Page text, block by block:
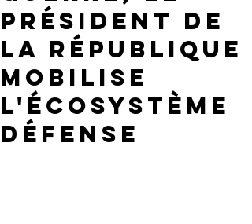
PRÉSIDENT DE
LA RÉPUBLIQUE
MOBILISE
L'ÉCOSYSTÈME
DÉFENSE